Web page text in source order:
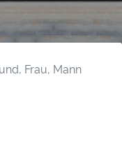
Frau, Mann